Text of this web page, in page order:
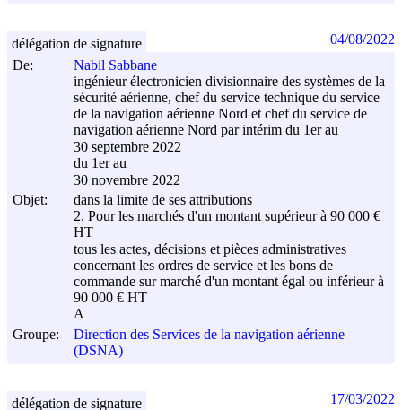
De:
Nabil Sabbane
ingénieur électronicien divisionnaire des systèmes de la
sécurité aérienne, chef du service technique du service
de la navigation aérienne Nord et chef du service de
navigation aérienne Nord par intérim du 1er au
30 septembre 2022
du 1er au
30 novembre 2022
Objet:
dans la limite de ses attributions
2. Pour les marchés d'un montant supérieur à 90 000 €
HT
tous les actes, décisions et pièces administratives
concernant les ordres de service et les bons de
commande sur marché d'un montant égal ou inférieur à
90 000 € HT
A
Groupe:
Direction des Services de la navigation aérienne
(DSNA)
délégation de signature 04/08/2022
délégation de signature 17/03/2022